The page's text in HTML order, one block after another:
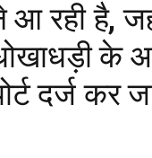
आ रही है,
के
दर्ज